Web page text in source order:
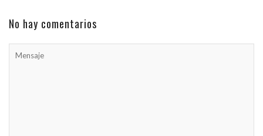
No hay comentarios